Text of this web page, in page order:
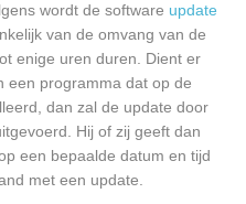
wordt de software update
van de omvang van de
enige uren duren. Dient er
een programma dat op de
dan zal de update door
Hij of zij geeft dan
een bepaalde datum en tijd
met een update.